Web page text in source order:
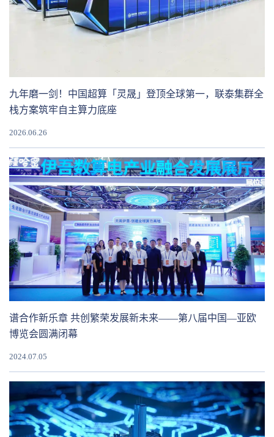
九年磨一剑！中国超算「灵晟」登顶全球第一，联泰集群全
栈方案筑牢自主算力底座
2026.06.26
谱合作新乐章 共创繁荣发展新未来——第八届中国—亚欧
博览会圆满闭幕
2024.07.05